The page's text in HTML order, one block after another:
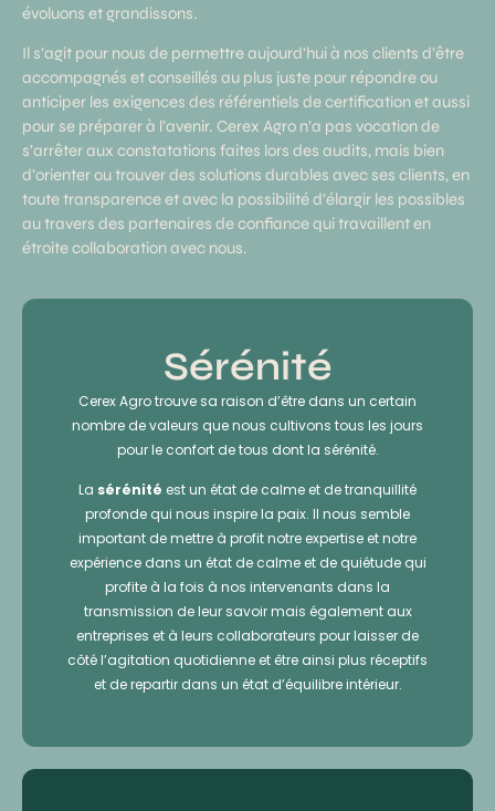
évoluons et grandissons.
Il s’agit pour nous de permettre aujourd’hui à nos clients d’être
accompagnés et conseillés au plus juste pour répondre ou
anticiper les exigences des référentiels de certification et aussi
pour se préparer à l’avenir. Cerex Agro n’a pas vocation de
s’arrêter aux constatations faites lors des audits, mais bien
d’orienter ou trouver des solutions durables avec ses clients, en
toute transparence et avec la possibilité d’élargir les possibles
au travers des partenaires de confiance qui travaillent en
étroite collaboration avec nous.
Sérénité
Cerex Agro trouve sa raison d’être dans un certain
nombre de valeurs que nous cultivons tous les jours
pour le confort de tous dont la sérénité.
La sérénité est un état de calme et de tranquillité
profonde qui nous inspire la paix. Il nous semble
important de mettre à profit notre expertise et notre
expérience dans un état de calme et de quiétude qui
profite à la fois à nos intervenants dans la
transmission de leur savoir mais également aux
entreprises et à leurs collaborateurs pour laisser de
côté l’agitation quotidienne et être ainsi plus réceptifs
et de repartir dans un état d’équilibre intérieur.